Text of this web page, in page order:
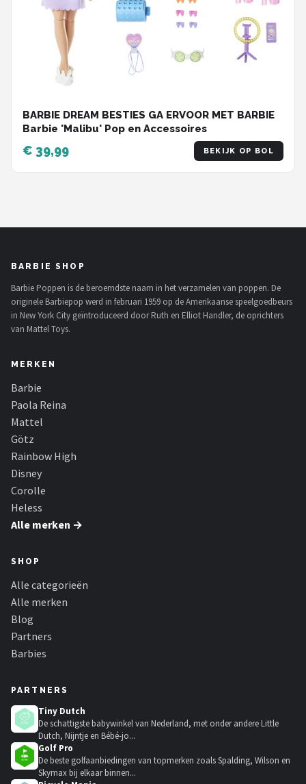
BARBIE DREAM BESTIES GA ERVOOR MET BARBIE
Barbie 'Malibu' Pop en Accessoires
€ 39,99 BEKIJK OP BOL
BARBIE SHOP
Barbie Poppen is de beroemdste naam in het verzamelen van poppen. De
originele Barbiepop werd in februari 1959 op de Amerikaanse speelgoedbeurs
in New York City geïntroduceerd door Ruth en Elliot Handler, de oprichters
van Mattel Toys.
MERKEN
Barbie
Paola Reina
Mattel
Götz
Rainbow High
Disney
Corolle
Heless
Alle merken →
SHOP
Alle categorieën
Alle merken
Blog
Partners
Barbies
PARTNERS
Tiny Dutch
De schattigste babywinkel van Nederland, met onder andere Little
Dutch, Nijntje en Bébé-jo...
Golf Pro
De beste golfaanbiedingen van topmerken zoals Spalding, Wilson en
Skymax bij elkaar binnen...